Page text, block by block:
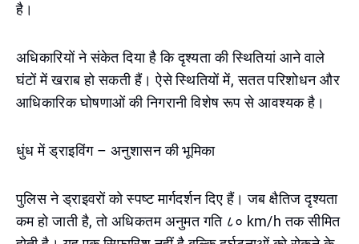
है।
अधिकारियों ने संकेत दिया है कि दृश्यता की स्थितियां आने वाले
घंटों में खराब हो सकती हैं। ऐसे स्थितियों में, सतत परिशोधन और
आधिकारिक घोषणाओं की निगरानी विशेष रूप से आवश्यक है।
धुंध में ड्राइविंग – अनुशासन की भूमिका
पुलिस ने ड्राइवरों को स्पष्ट मार्गदर्शन दिए हैं। जब क्षैतिज दृश्यता
कम हो जाती है, तो अधिकतम अनुमत गति ८० km/h तक सीमित